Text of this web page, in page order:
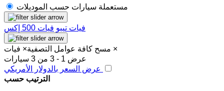
مستعملة سيارات حسب الموديلات
فيات تيبو فيات 500 إكس
مسح كافة عوامل التصفية×
×
عرض 1 - 3 من 3 سيارات
الترتيب حسب